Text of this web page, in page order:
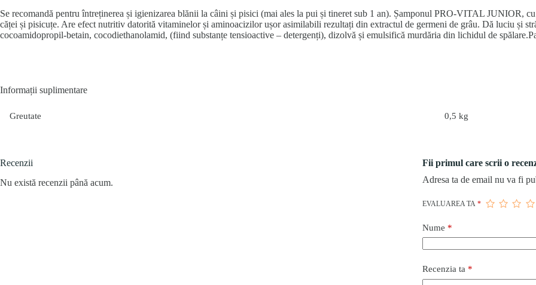
Se recomandă pentru întreținerea și igienizarea blănii la câini și pisici (mai ales la pui și tineret sub 1 an). Șamponul PRO-VITAL JUNIOR,
căței și pisicuțe. Are efect nutritiv datorită vitaminelor și aminoacizilor ușor asimilabili rezultați din extractul de germeni de grâu. Dă luciu și
cocoamidopropil-betain, cocodiethanolamid, (fiind substanțe tensioactive – detergenți), dizolvă și emulsifică murdăria din lichidul de
Informații suplimentare
Greutate 0,5 kg
Recenzii
Nu există recenzii până acum.
Fii primul care scrii o
Adresa ta de email nu va fi
EVALUAREA TA *
Nume *
Recenzia ta *